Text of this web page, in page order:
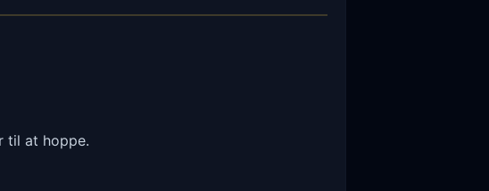
til at hoppe.